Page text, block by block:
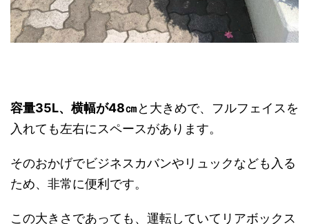
容量35L、横幅が48㎝と大きめで、フルフェイスを
入れても左右にスペースがあります。
そのおかげでビジネスカバンやリュックなども入る
ため、非常に便利です。
この大きさであっても、運転していてリアボックス